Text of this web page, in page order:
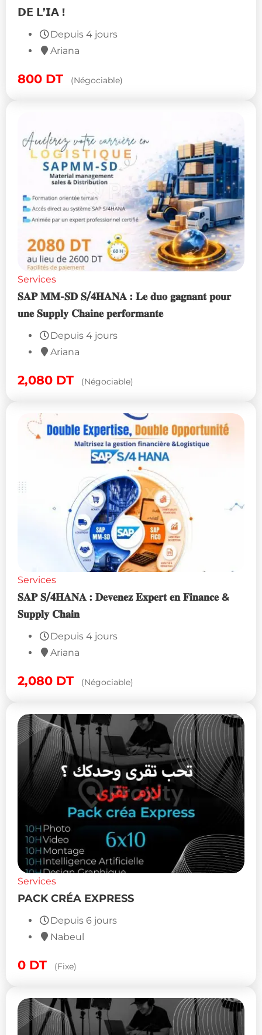
𝗗𝗘 𝗟’𝗜𝗔 !
Depuis 4 jours
Ariana
800 DT (Négociable)
Services
𝐒𝐀𝐏 𝐌𝐌-𝐒𝐃 𝐒/𝟒𝐇𝐀𝐍𝐀 : 𝐋𝐞 𝐝𝐮𝐨 𝐠𝐚𝐠𝐧𝐚𝐧𝐭 𝐩𝐨𝐮𝐫
𝐮𝐧𝐞 𝐒𝐮𝐩𝐩𝐥𝐲 𝐂𝐡𝐚𝐢𝐧𝐞 𝐩𝐞𝐫𝐟𝐨𝐫𝐦𝐚𝐧𝐭𝐞
Depuis 4 jours
Ariana
2,080 DT (Négociable)
Services
𝐒𝐀𝐏 𝐒/𝟒𝐇𝐀𝐍𝐀 : 𝐃𝐞𝐯𝐞𝐧𝐞𝐳 𝐄𝐱𝐩𝐞𝐫𝐭 𝐞𝐧 𝐅𝐢𝐧𝐚𝐧𝐜𝐞 &
𝐒𝐮𝐩𝐩𝐥𝐲 𝐂𝐡𝐚𝐢𝐧
Depuis 4 jours
Ariana
2,080 DT (Négociable)
Services
PACK CRÉA EXPRESS
Depuis 6 jours
Nabeul
0 DT (Fixe)